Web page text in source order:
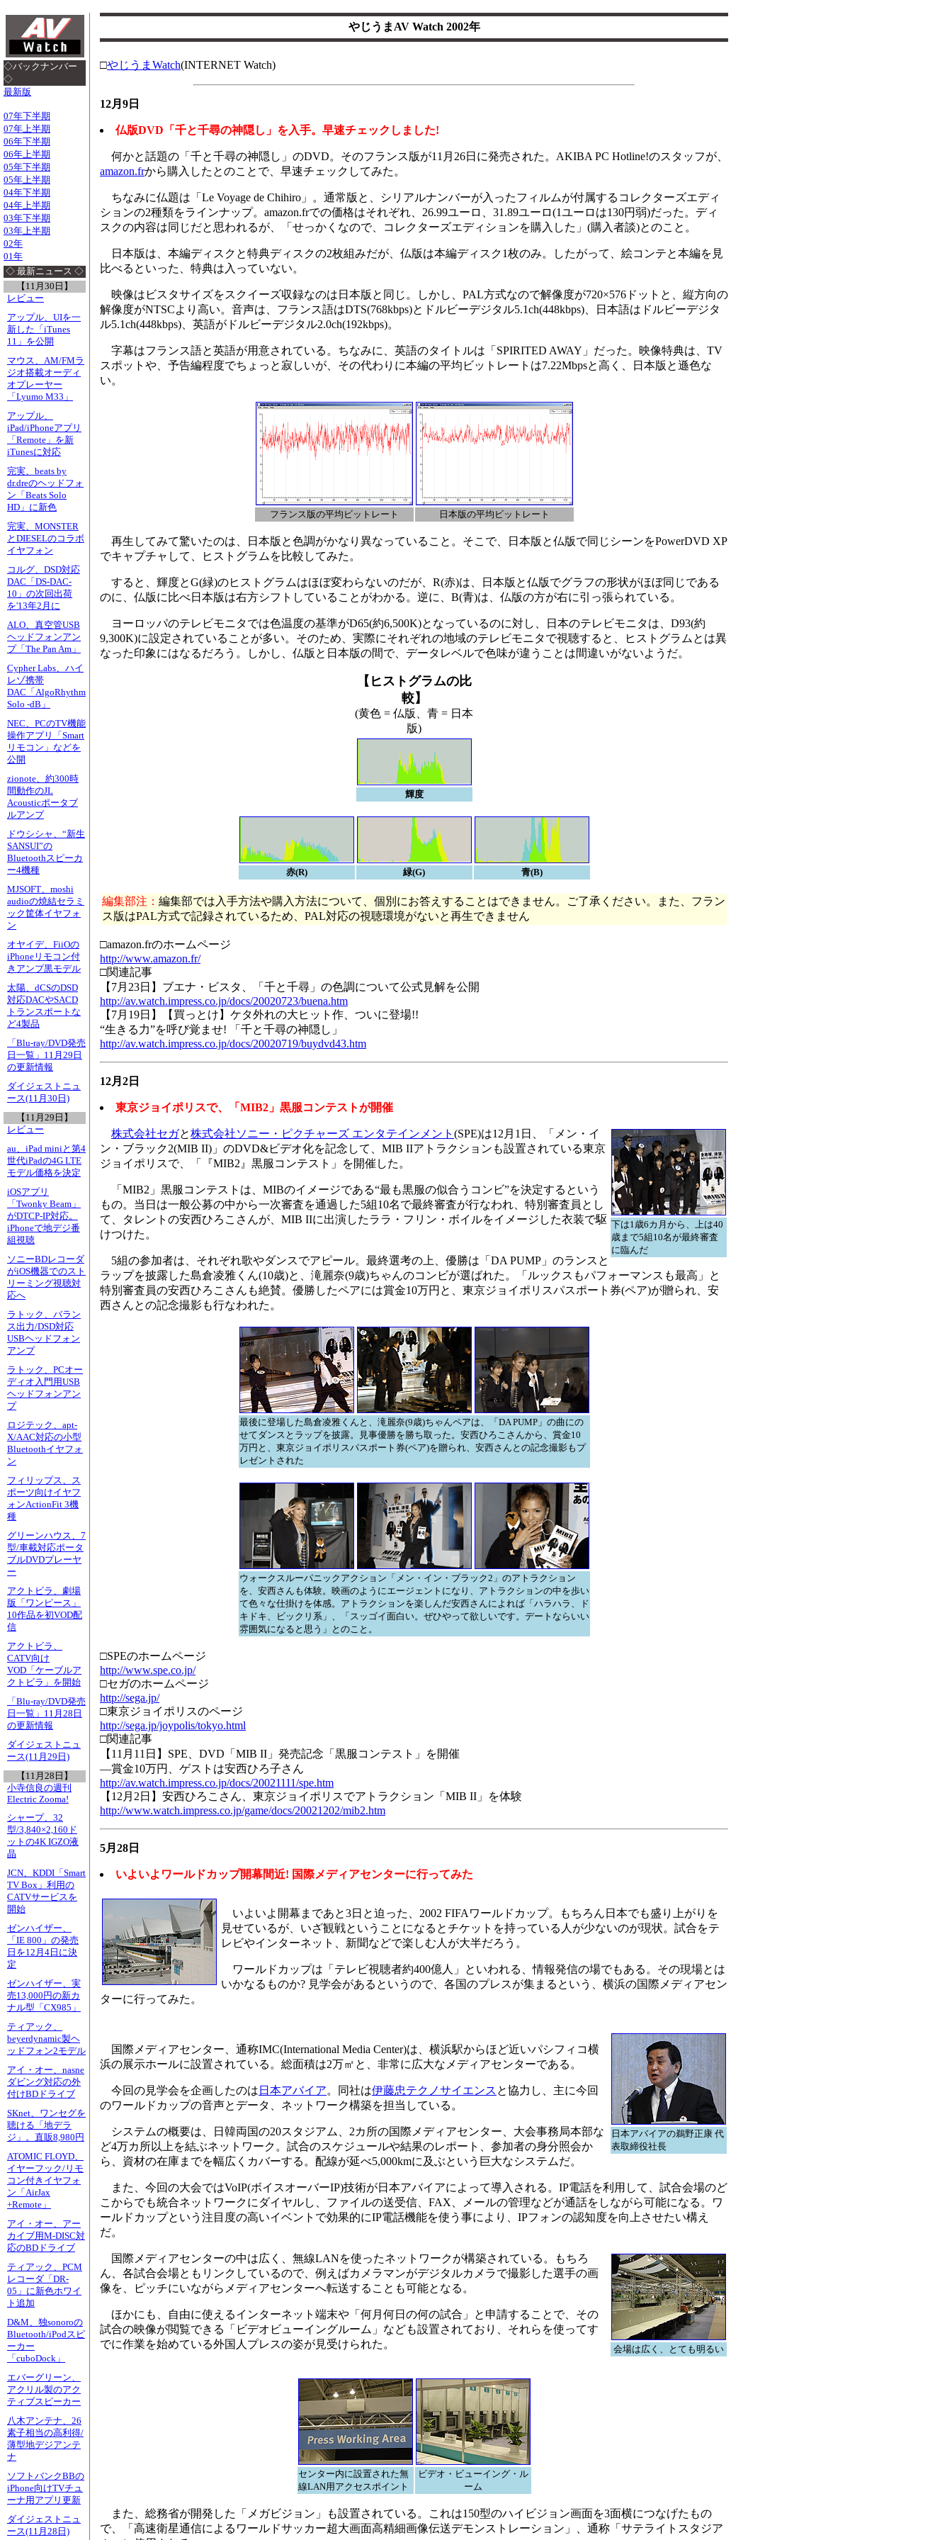
◇バックナンバー
◇
最新版
07年下半期
07年上半期
06年下半期
06年上半期
05年下半期
05年上半期
04年下半期
04年上半期
03年下半期
03年上半期
02年
01年
◇ 最新ニュース ◇
【11月30日】
レビュー
アップル、UIを一
新した「iTunes
11」を公開
マウス、AM/FMラ
ジオ搭載オーディ
オプレーヤー
「Lyumo M33」
アップル、
iPad/iPhoneアプリ
「Remote」を新
iTunesに対応
完実、beats by
dr.dreのヘッドフォ
ン「Beats Solo
HD」に新色
完実、MONSTER
とDIESELのコラボ
イヤフォン
コルグ、DSD対応
DAC「DS-DAC-
10」の次回出荷
を'13年2月に
ALO、真空管USB
ヘッドフォンアン
プ「The Pan Am」
Cypher Labs、ハイ
レゾ携帯
DAC「AlgoRhythm
Solo -dB」
NEC、PCのTV機能
操作アプリ「Smart
リモコン」などを
公開
zionote、約300時
間動作のJL
Acousticポータブ
ルアンプ
ドウシシャ、“新生
SANSUI”の
Bluetoothスピーカ
ー4機種
MJSOFT、moshi
audioの焼結セラミ
ック筐体イヤフォ
ン
オヤイデ、FiiOの
iPhoneリモコン付
きアンプ黒モデル
太陽、dCSのDSD
対応DACやSACD
トランスポートな
ど4製品
「Blu-ray/DVD発売
日一覧」11月29日
の更新情報
ダイジェストニュ
ース(11月30日)
【11月29日】
レビュー
au、iPad miniと第4
世代iPadの4G LTE
モデル価格を決定
iOSアプリ
「Twonky Beam」
がDTCP-IP対応。
iPhoneで地デジ番
組視聴
ソニーBDレコーダ
がiOS機器でのスト
リーミング視聴対
応へ
ラトック、バラン
ス出力/DSD対応
USBヘッドフォン
アンプ
ラトック、PCオー
ディオ入門用USB
ヘッドフォンアン
プ
ロジテック、apt-
X/AAC対応の小型
Bluetoothイヤフォ
ン
フィリップス、ス
ポーツ向けイヤフ
ォンActionFit 3機
種
グリーンハウス、7
型/車載対応ポータ
ブルDVDプレーヤ
ー
アクトビラ、劇場
版「ワンピース」
10作品を初VOD配
信
アクトビラ、
CATV向け
VOD「ケーブルア
クトビラ」を開始
「Blu-ray/DVD発売
日一覧」11月28日
の更新情報
ダイジェストニュ
ース(11月29日)
【11月28日】
小寺信良の週刊
Electric Zooma!
シャープ、32
型/3,840×2,160ド
ットの4K IGZO液
晶
JCN、KDDI「Smart
TV Box」利用の
CATVサービスを
開始
ゼンハイザー、
「IE 800」の発売
日を12月4日に決
定
ゼンハイザー、実
売13,000円の新カ
ナル型「CX985」
ティアック、
beyerdynamic製ヘ
ッドフォン2モデル
アイ・オー、nasne
ダビング対応の外
付けBDドライブ
SKnet、ワンセグを
聴ける「地デラ
ジ」。直販8,980円
ATOMIC FLOYD、
イヤーフック/リモ
コン付きイヤフォ
ン「AirJax
+Remote」
アイ・オー、アー
カイブ用M-DISC対
応のBDドライブ
ティアック、PCM
レコーダ「DR-
05」に新色ホワイ
ト追加
D&M、独sonoroの
Bluetooth/iPodスピ
ーカー
「cuboDock」
エバーグリーン、
アクリル製のアク
ティブスピーカー
八木アンテナ、26
素子相当の高利得/
薄型地デジアンテ
ナ
ソフトバンクBBの
iPhone向けTVチュ
ーナ用アプリ更新
ダイジェストニュ
ース(11月28日)
やじうまAV Watch 2002年
□やじうまWatch(INTERNET Watch)
12月9日
仏版DVD「千と千尋の神隠し」を入手。早速チェックしました!
何かと話題の「千と千尋の神隠し」のDVD。そのフランス版が11月26日に発売された。AKIBA PC Hotline!のスタッフが、
amazon.frから購入したとのことで、早速チェックしてみた。
ちなみに仏題は「Le Voyage de Chihiro」。通常版と、シリアルナンバーが入ったフィルムが付属するコレクターズエディ
ションの2種類をラインナップ。amazon.frでの価格はそれぞれ、26.99ユーロ、31.89ユーロ(1ユーロは130円弱)だった。ディ
スクの内容は同じだと思われるが、「せっかくなので、コレクターズエディションを購入した」(購入者談)とのこと。
日本版は、本編ディスクと特典ディスクの2枚組みだが、仏版は本編ディスク1枚のみ。したがって、絵コンテと本編を見
比べるといった、特典は入っていない。
映像はビスタサイズをスクイーズ収録なのは日本版と同じ。しかし、PAL方式なので解像度が720×576ドットと、縦方向の
解像度がNTSCより高い。音声は、フランス語はDTS(768kbps)とドルビーデジタル5.1ch(448kbps)、日本語はドルビーデジタ
ル5.1ch(448kbps)、英語がドルビーデジタル2.0ch(192kbps)。
字幕はフランス語と英語が用意されている。ちなみに、英語のタイトルは「SPIRITED AWAY」だった。映像特典は、TV
スポットや、予告編程度でちょっと寂しいが、その代わりに本編の平均ビットレートは7.22Mbpsと高く、日本版と遜色な
い。
フランス版の平均ビットレート 日本版の平均ビットレート
再生してみて驚いたのは、日本版と色調がかなり異なっていること。そこで、日本版と仏版で同じシーンをPowerDVD XP
でキャプチャして、ヒストグラムを比較してみた。
すると、輝度とG(緑)のヒストグラムはほぼ変わらないのだが、R(赤)は、日本版と仏版でグラフの形状がほぼ同じである
のに、仏版に比べ日本版は右方シフトしていることがわかる。逆に、B(青)は、仏版の方が右に引っ張られている。
ヨーロッパのテレビモニタでは色温度の基準がD65(約6,500K)となっているのに対し、日本のテレビモニタは、D93(約
9,300K)に設定されていることが多い。そのため、実際にそれぞれの地域のテレビモニタで視聴すると、ヒストグラムとは異
なった印象にはなるだろう。しかし、仏版と日本版の間で、データレベルで色味が違うことは間違いがないようだ。
【ヒストグラムの比
較】
(黄色 = 仏版、青 = 日本
版)
輝度
赤(R) 緑(G) 青(B)
編集部注： 編集部では入手方法や購入方法について、個別にお答えすることはできません。ご了承ください。また、フラン
ス版はPAL方式で記録されているため、PAL対応の視聴環境がないと再生できません
□amazon.frのホームページ
http://www.amazon.fr/
□関連記事
【7月23日】ブエナ・ビスタ、「千と千尋」の色調について公式見解を公開
http://av.watch.impress.co.jp/docs/20020723/buena.htm
【7月19日】【買っとけ】ケタ外れの大ヒット作、ついに登場!!
“生きる力”を呼び覚ませ! 「千と千尋の神隠し」
http://av.watch.impress.co.jp/docs/20020719/buydvd43.htm
12月2日
東京ジョイポリスで、「MIB2」黒服コンテストが開催
下は1歳6カ月から、上は40
歳まで5組10名が最終審査
に臨んだ
株式会社セガと株式会社ソニー・ピクチャーズ エンタテインメント (SPE)は12月1日、「メン・イ
ン・ブラック2(MIB II)」のDVD&ビデオ化を記念して、MIB IIアトラクションも設置されている東京
ジョイポリスで、「『MIB2』黒服コンテスト」を開催した。
「MIB2」黒服コンテストは、MIBのイメージである“最も黒服の似合うコンビ”を決定するという
もの。当日は一般公募の中から一次審査を通過した5組10名で最終審査が行なわれ、特別審査員とし
て、タレントの安西ひろこさんが、MIB IIに出演したララ・フリン・ボイルをイメージした衣装で駆
けつけた。
5組の参加者は、それぞれ歌やダンスでアピール。最終選考の上、優勝は「DA PUMP」のランスと
ラップを披露した島倉凌雅くん(10歳)と、滝麗奈(9歳)ちゃんのコンビが選ばれた。「ルックスもパフォーマンスも最高」と
特別審査員の安西ひろこさんも絶賛。優勝したペアには賞金10万円と、東京ジョイポリスパスポート券(ペア)が贈られ、安
西さんとの記念撮影も行なわれた。
最後に登場した島倉凌雅くんと、滝麗奈(9歳)ちゃんペアは、「DA PUMP」の曲にの
せてダンスとラップを披露。見事優勝を勝ち取った。安西ひろこさんから、賞金10
万円と、東京ジョイポリスパスポート券(ペア)を贈られ、安西さんとの記念撮影もプ
レゼントされた
ウォークスルーパニックアクション「メン・イン・ブラック2」のアトラクション
を、安西さんも体験。映画のようにエージェントになり、アトラクションの中を歩い
て色々な仕掛けを体感。アトラクションを楽しんだ安西さんによれば「ハラハラ、ド
キドキ、ビックリ系」、「スッゴイ面白い。ぜひやって欲しいです。デートならいい
雰囲気になると思う」とのこと。
□SPEのホームページ
http://www.spe.co.jp/
□セガのホームページ
http://sega.jp/
□東京ジョイポリスのページ
http://sega.jp/joypolis/tokyo.html
□関連記事
【11月11日】SPE、DVD「MIB II」発売記念「黒服コンテスト」を開催
―賞金10万円、ゲストは安西ひろ子さん
http://av.watch.impress.co.jp/docs/20021111/spe.htm
【12月2日】安西ひろこさん、東京ジョイポリスでアトラクション「MIB II」を体験
http://www.watch.impress.co.jp/game/docs/20021202/mib2.htm
5月28日
いよいよワールドカップ開幕間近! 国際メディアセンターに行ってみた
いよいよ開幕まであと3日と迫った、2002 FIFAワールドカップ。もちろん日本でも盛り上がりを
見せているが、いざ観戦ということになるとチケットを持っている人が少ないのが現状。試合をテ
レビやインターネット、新聞などで楽しむ人が大半だろう。
ワールドカップは「テレビ視聴者約400億人」といわれる、情報発信の場でもある。その現場とは
いかなるものか? 見学会があるというので、各国のプレスが集まるという、横浜の国際メディアセン
ターに行ってみた。
日本アバイアの鵜野正康 代
表取締役社長
国際メディアセンター、通称IMC(International Media Center)は、横浜駅からほど近いパシフィコ横
浜の展示ホールに設置されている。総面積は2万㎡と、非常に広大なメディアセンターである。
今回の見学会を企画したのは 日本アバイア。同社は伊藤忠テクノサイエンス と協力し、主に今回
のワールドカップの音声とデータ、ネットワーク構築を担当している。
システムの概要は、日韓両国の20スタジアム、2カ所の国際メディアセンター、大会事務局本部な
ど4万カ所以上を結ぶネットワーク。試合のスケジュールや結果のレポート、参加者の身分照会か
ら、資材の在庫までを幅広くカバーする。配線が延べ5,000kmに及ぶという巨大なシステムだ。
また、今回の大会ではVoIP(ボイスオーバーIP)技術が日本アバイアによって導入される。IP電話を利用して、試合会場のど
こからでも統合ネットワークにダイヤルし、ファイルの送受信、FAX、メールの管理などが通話をしながら可能になる。ワ
ールドカップという注目度の高いイベントで効果的にIP電話機能を使う事により、IPフォンの認知度を向上させたい構え
だ。
会場は広く、とても明るい
国際メディアセンターの中は広く、無線LANを使ったネットワークが構築されている。もちろ
ん、各試合会場ともリンクしているので、例えばカメラマンがデジタルカメラで撮影した選手の画
像を、ピッチにいながらメディアセンターへ転送することも可能となる。
ほかにも、自由に使えるインターネット端末や「何月何日の何の試合」と申請することで、その
試合の映像が閲覧できる「ビデオビューイングルーム」なども設置されており、それらを使ってす
でに作業を始めている外国人プレスの姿が見受けられた。
センター内に設置された無
線LAN用アクセスポイント
ビデオ・ビューイング・ル
ーム
また、総務省が開発した「メガビジョン」も設置されている。これは150型のハイビジョン画面を3面横につなげたもの
で、「高速衛星通信によるワールドサッカー超大画面高精細画像伝送デモンストレーション」、通称「サテライトスタジア